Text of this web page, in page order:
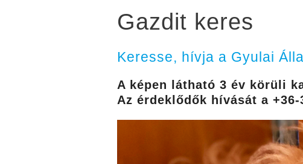
Gazdit keres
Keresse, hívja a Gyulai
A képen látható 3 év körüli
Az érdeklődők hívását a